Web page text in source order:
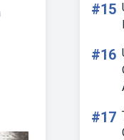
#15
#16
#17